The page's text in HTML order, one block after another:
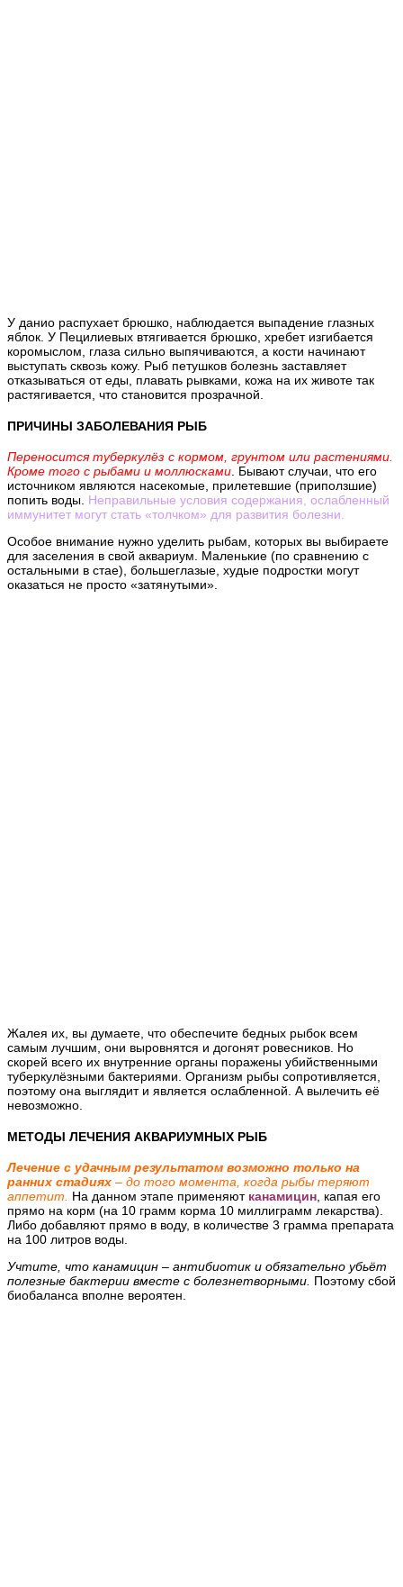
У данио распухает брюшко, наблюдается выпадение глазных
яблок. У Пецилиевых втягивается брюшко, хребет изгибается
коромыслом, глаза сильно выпячиваются, а кости начинают
выступать сквозь кожу. Рыб петушков болезнь заставляет
отказываться от еды, плавать рывками, кожа на их животе так
растягивается, что становится прозрачной.
ПРИЧИНЫ ЗАБОЛЕВАНИЯ РЫБ
Переносится туберкулёз с кормом, грунтом или растениями.
Кроме того с рыбами и моллюсками . Бывают случаи, что его
источником являются насекомые, прилетевшие (приползшие)
попить воды. Неправильные условия содержания, ослабленный
иммунитет могут стать «толчком» для развития болезни.
Особое внимание нужно уделить рыбам, которых вы выбираете
для заселения в свой аквариум. Маленькие (по сравнению с
остальными в стае), большеглазые, худые подростки могут
оказаться не просто «затянутыми».
Жалея их, вы думаете, что обеспечите бедных рыбок всем
самым лучшим, они выровнятся и догонят ровесников. Но
скорей всего их внутренние органы поражены убийственными
туберкулёзными бактериями. Организм рыбы сопротивляется,
поэтому она выглядит и является ослабленной. А вылечить её
невозможно.
МЕТОДЫ ЛЕЧЕНИЯ АКВАРИУМНЫХ РЫБ
Лечение с удачным результатом возможно только на
ранних стадиях – до того момента, когда рыбы теряют
аппетит. На данном этапе применяют канамицин, капая его
прямо на корм (на 10 грамм корма 10 миллиграмм лекарства).
Либо добавляют прямо в воду, в количестве 3 грамма препарата
на 100 литров воды.
Учтите, что канамицин – антибиотик и обязательно убьёт
полезные бактерии вместе с болезнетворными. Поэтому сбой
биобаланса вполне вероятен.